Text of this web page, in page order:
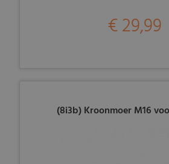
€ 29,99
(8i3b) Kroonmoer M16